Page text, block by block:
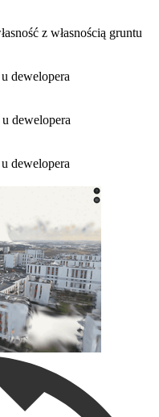
z własnością gruntu
dewelopera
dewelopera
dewelopera